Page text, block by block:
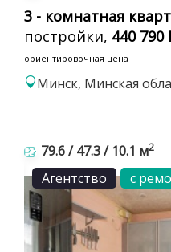
3 - комнатная
постройки, 440 790
ориентировочная цена
Минск, Минская
79.6 / 47.3 / 10.1 м2
Агентство
с